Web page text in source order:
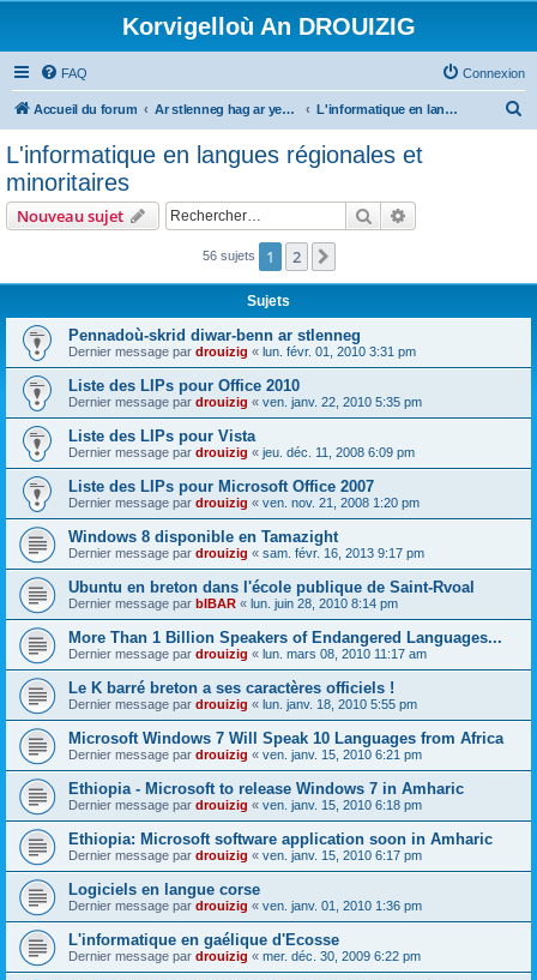
Korvigelloù An DROUIZIG
FAQ Connexion
Accueil du forum Ar stlenneg hag ar yezhoù bihan er bed a-bezh L'informatique en langues régionales et minoritaires
c
r
L'informatique en langues régionales et
minoritaires
Nouveau sujet Rechercher
56 sujets 1 2
Sujets
Pennadoù-skrid diwar-benn ar stlenneg
Dernier message par drouizig « lun. févr. 01, 2010 3:31 pm
Liste des LIPs pour Office 2010
Dernier message par drouizig « ven. janv. 22, 2010 5:35 pm
Liste des LIPs pour Vista
Dernier message par drouizig « jeu. déc. 11, 2008 6:09 pm
Liste des LIPs pour Microsoft Office 2007
Dernier message par drouizig « ven. nov. 21, 2008 1:20 pm
Windows 8 disponible en Tamazight
Dernier message par drouizig « sam. févr. 16, 2013 9:17 pm
Ubuntu en breton dans l'école publique de Saint-Rvoal
Dernier message par bIBAR « lun. juin 28, 2010 8:14 pm
More Than 1 Billion Speakers of Endangered Languages...
Dernier message par drouizig « lun. mars 08, 2010 11:17 am
Le K barré breton a ses caractères officiels !
Dernier message par drouizig « lun. janv. 18, 2010 5:55 pm
Microsoft Windows 7 Will Speak 10 Languages from Africa
Dernier message par drouizig « ven. janv. 15, 2010 6:21 pm
Ethiopia - Microsoft to release Windows 7 in Amharic
Dernier message par drouizig « ven. janv. 15, 2010 6:18 pm
Ethiopia: Microsoft software application soon in Amharic
Dernier message par drouizig « ven. janv. 15, 2010 6:17 pm
Logiciels en langue corse
Dernier message par drouizig « ven. janv. 01, 2010 1:36 pm
L'informatique en gaélique d'Ecosse
Dernier message par drouizig « mer. déc. 30, 2009 6:22 pm